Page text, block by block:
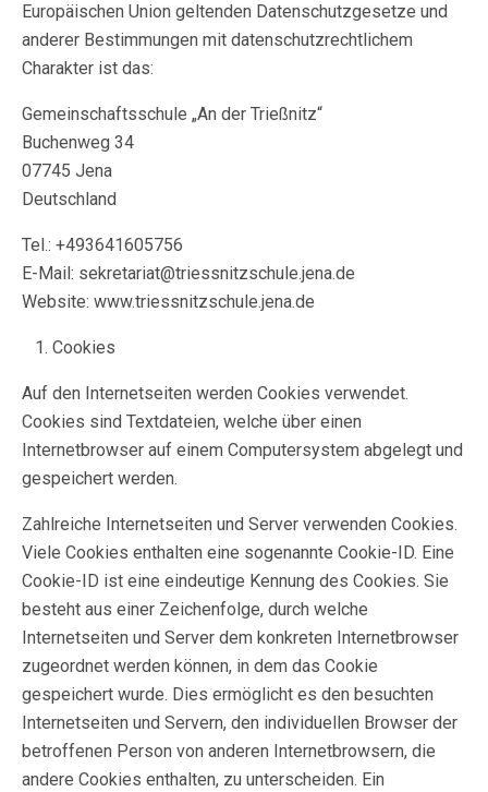
Europäischen Union geltenden Datenschutzgesetze und
anderer Bestimmungen mit datenschutzrechtlichem
Charakter ist das:
Gemeinschaftsschule „An der Trießnitz“
Buchenweg 34
07745 Jena
Deutschland
Tel.: +493641605756
E-Mail: sekretariat@triessnitzschule.jena.de
Website: www.triessnitzschule.jena.de
Cookies
Auf den Internetseiten werden Cookies verwendet.
Cookies sind Textdateien, welche über einen
Internetbrowser auf einem Computersystem abgelegt und
gespeichert werden.
Zahlreiche Internetseiten und Server verwenden Cookies.
Viele Cookies enthalten eine sogenannte Cookie-ID. Eine
Cookie-ID ist eine eindeutige Kennung des Cookies. Sie
besteht aus einer Zeichenfolge, durch welche
Internetseiten und Server dem konkreten Internetbrowser
zugeordnet werden können, in dem das Cookie
gespeichert wurde. Dies ermöglicht es den besuchten
Internetseiten und Servern, den individuellen Browser der
betroffenen Person von anderen Internetbrowsern, die
andere Cookies enthalten, zu unterscheiden. Ein